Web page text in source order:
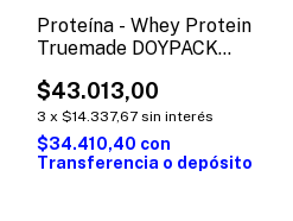
Proteína - Whey Protein
Truemade DOYPACK
$43.013,00
3 x $14.337,67 sin interés
$34.410,40 con
Transferencia o depósito